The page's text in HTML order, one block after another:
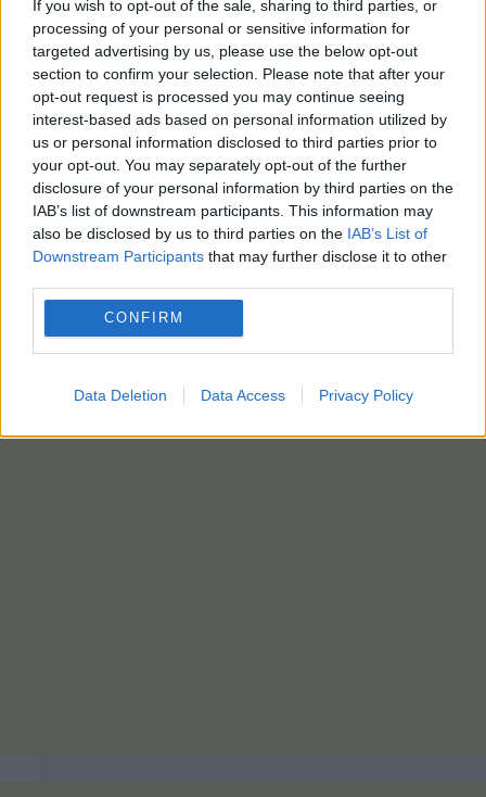
If you wish to opt-out of the sale, sharing to third parties, or
processing of your personal or sensitive information for
targeted advertising by us, please use the below opt-out
section to confirm your selection. Please note that after your
opt-out request is processed you may continue seeing
interest-based ads based on personal information utilized by
us or personal information disclosed to third parties prior to
your opt-out. You may separately opt-out of the further
disclosure of your personal information by third parties on the
IAB’s list of downstream participants. This information may
also be disclosed by us to third parties on the IAB’s List of
Downstream Participants that may further disclose it to other
CONFIRM
Data Deletion Data Access Privacy Policy
οικογένειά της και στους οικείους της εκφράζω τα
θερμά μου συλλυπητήρια».
αναφέρει ο Γ.Μώραλης
στην ανακοίνωσή του.
Σημειώνεται ότι την προανάκριση για τα αίτια
της φωτιάς διενεργεί το αρμόδιο ανακριτικό
τμήμα.
(ΑΠΕ -ΜΠΕ / photo: eurokinissi)